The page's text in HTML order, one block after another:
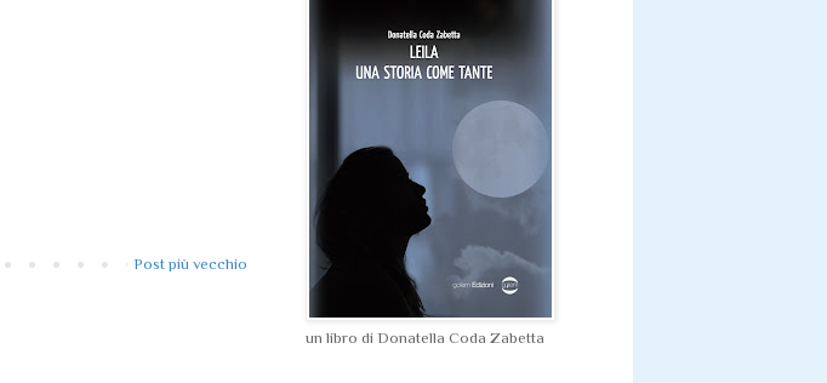
Post più vecchio
un libro di Donatella Coda Zabetta